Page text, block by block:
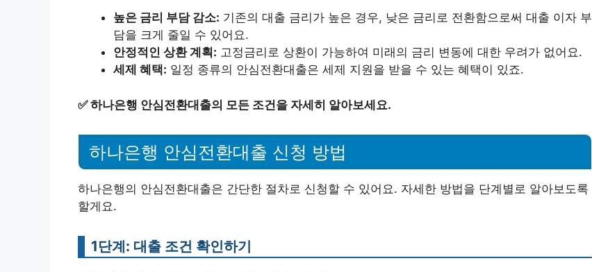
높은 금리 부담 감소: 기존의 대출 금리가 높은 경우, 낮은 금리로 전환함으로써 대출 이자 부
담을 크게 줄일 수 있어요.
안정적인 상환 계획: 고정금리로 상환이 가능하여 미래의 금리 변동에 대한 우려가 없어요.
세제 혜택: 일정 종류의 안심전환대출은 세제 지원을 받을 수 있는 혜택이 있죠.
✅하나은행 안심전환대출의 모든 조건을 자세히 알아보세요.
하나은행 안심전환대출 신청 방법
하나은행의 안심전환대출은 간단한 절차로 신청할 수 있어요. 자세한 방법을 단계별로 알아보도록
할게요.
1단계: 대출 조건 확인하기